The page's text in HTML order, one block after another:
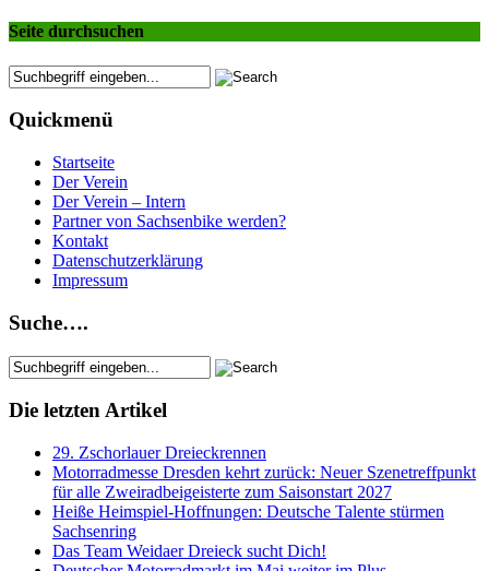
Seite durchsuchen
Quickmenü
Startseite
Der Verein
Der Verein – Intern
Partner von Sachsenbike werden?
Kontakt
Datenschutzerklärung
Impressum
Suche….
Die letzten Artikel
29. Zschorlauer Dreieckrennen
Motorradmesse Dresden kehrt zurück: Neuer Szenetreffpunkt
für alle Zweiradbeigeisterte zum Saisonstart 2027
Heiße Heimspiel-Hoffnungen: Deutsche Talente stürmen
Sachsenring
Das Team Weidaer Dreieck sucht Dich!